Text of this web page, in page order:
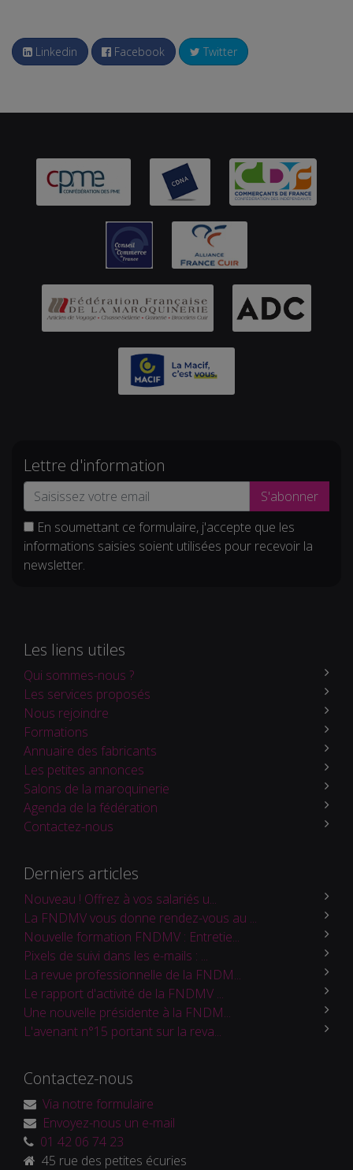
Linkedin Facebook Twitter
Lettre d'information
S'abonner
En soumettant ce formulaire, j'accepte que les
informations saisies soient utilisées pour recevoir la
newsletter.
Les liens utiles
Qui sommes-nous ?
Les services proposés
Nous rejoindre
Formations
Annuaire des fabricants
Les petites annonces
Salons de la maroquinerie
Agenda de la fédération
Contactez-nous
Derniers articles
Nouveau ! Offrez à vos salariés u...
La FNDMV vous donne rendez-vous au ...
Nouvelle formation FNDMV : Entretie...
Pixels de suivi dans les e-mails : ...
La revue professionnelle de la FNDM...
Le rapport d'activité de la FNDMV ...
Une nouvelle présidente à la FNDM...
L'avenant n°15 portant sur la reva...
Contactez-nous
Via notre formulaire
Envoyez-nous un e-mail
01 42 06 74 23
45 rue des petites écuries